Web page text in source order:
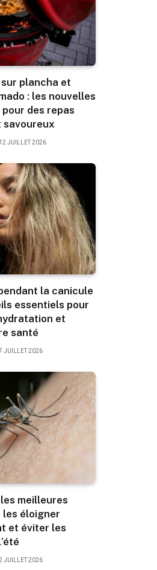
plancha et
: les nouvelles
des repas
savoureux
12 JUILLET 2026
la canicule
essentiels pour
et
santé
JUILLET 2026
meilleures
les éloigner
et éviter les
JUILLET 2026